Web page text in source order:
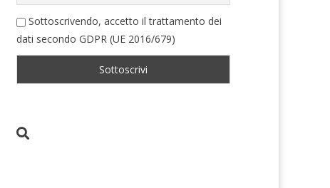
Sottoscrivendo, accetto il trattamento dei
dati secondo GDPR (UE 2016/679)